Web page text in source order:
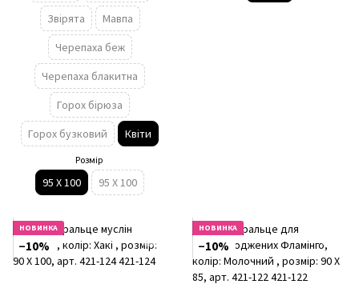
Звірята
Мавпа
Черепаха беж
Черепаха блакитна
Горох бірюза
Горох бузковий
Квіти
Розмір
95 X 100 95 Х 100
НОВИНКА
−10%
НОВИНКА
−10%